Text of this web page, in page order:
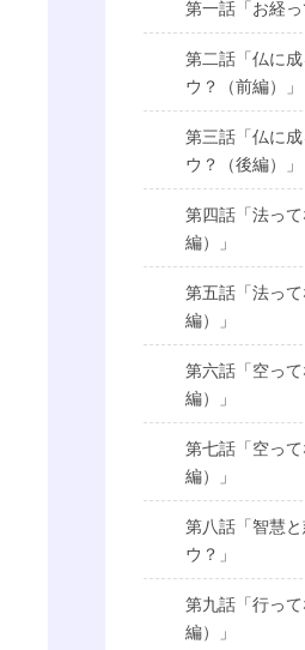
第一話「お経っ
第二話「仏に
ウ？（前編）」
第三話「仏に
ウ？（後編）」
第四話「法っ
編）」
第五話「法っ
編）」
第六話「空っ
編）」
第七話「空っ
編）」
第八話「智慧
ウ？」
第九話「行っ
編）」